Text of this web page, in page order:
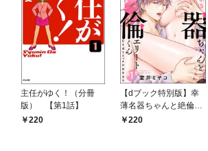
主任がゆく！（分冊
版） 【第1話】
220
【dブック特別版】幸
薄名器ちゃんと絶倫エ
リートくん むさぼりエ
220